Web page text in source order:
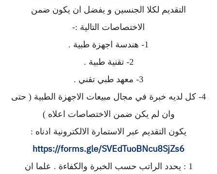
التقديم لكلا الجنسين و يفضل ان يكون ضمن
الاختصاصات التالية :-
1- هندسة اجهزة طبية .
2- تقنية طبية .
3- معهد طبي تقني .
4- كل لديه خبرة في مجال مبيعات الاجهزة الطبية ( حتى
وان لم يكن ضمن الاختصاصات اعلاه )
يكون التقديم عبر الاستمارة الالكترونية ادناه :
https://forms.gle/SVEdTuoBNcu8SjZs6
1 : يحدد الراتب حسب الخبرة والكفاءة . علما ان